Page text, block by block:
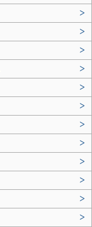
>
>
>
>
>
>
>
>
>
>
>
>